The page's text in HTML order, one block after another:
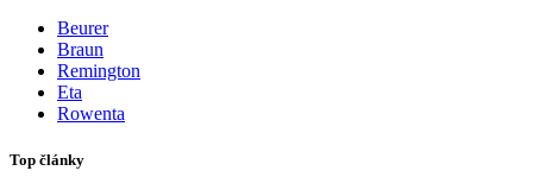
Beurer
Braun
Remington
Eta
Rowenta
Top články